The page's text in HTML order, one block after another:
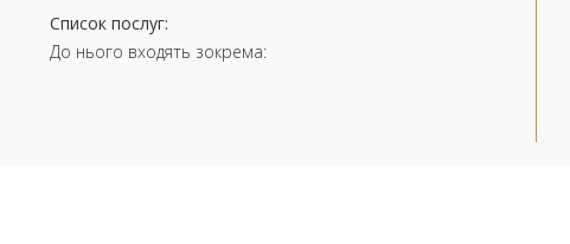
Список послуг:
До нього входять зокрема: